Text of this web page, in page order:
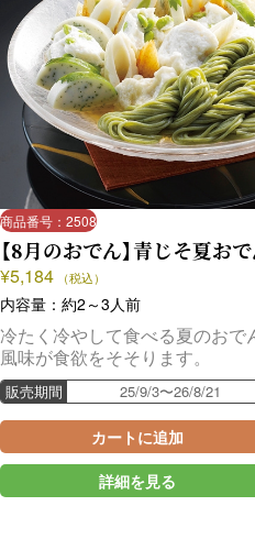
商品番号：2508
【8月のおでん】青じそ夏お
¥5,184 （税込）
内容量：約2～3人前
冷たく冷やして食べる夏のおで
風味が食欲をそそります。
販売期間 25/9/3〜26/8/21
カートに追加
詳細を見る